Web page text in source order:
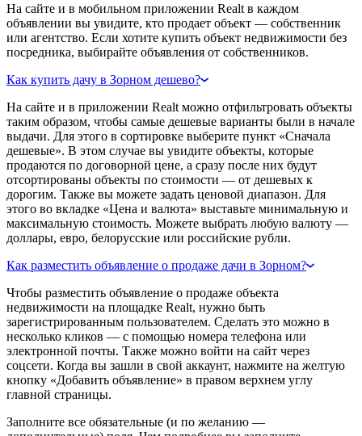
На сайте и в мобильном приложении Realt в каждом
объявлении вы увидите, кто продает объект — собственник
или агентство. Если хотите купить объект недвижимости без
посредника, выбирайте объявления от собственников.
Как купить дачу в Зорном дешево?
На сайте и в приложении Realt можно отфильтровать объекты
таким образом, чтобы самые дешевые варианты были в начале
выдачи. Для этого в сортировке выберите пункт «Сначала
дешевые». В этом случае вы увидите объекты, которые
продаются по договорной цене, а сразу после них будут
отсортированы объекты по стоимости — от дешевых к
дорогим. Также вы можете задать ценовой диапазон. Для
этого во вкладке «Цена и валюта» выставьте минимальную и
максимальную стоимость. Можете выбрать любую валюту —
доллары, евро, белорусские или российские рубли.
Как разместить объявление о продаже дачи в Зорном?
Чтобы разместить объявление о продаже объекта
недвижимости на площадке Realt, нужно быть
зарегистрированным пользователем. Сделать это можно в
несколько кликов — с помощью номера телефона или
электронной почты. Также можно войти на сайт через
соцсети. Когда вы зашли в свой аккаунт, нажмите на желтую
кнопку «Добавить объявление» в правом верхнем углу
главной страницы.
Заполните все обязательные (и по желанию —